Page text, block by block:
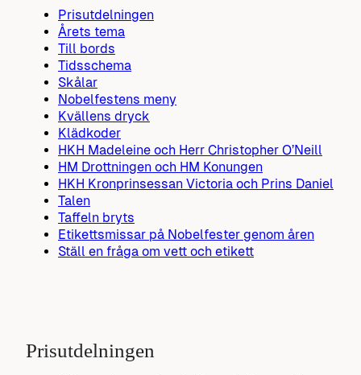
Prisutdelningen
Årets tema
Till bords
Tidsschema
Skålar
Nobelfestens meny
Kvällens dryck
Klädkoder
HKH Madeleine och Herr Christopher O’Neill
HM Drottningen och HM Konungen
HKH Kronprinsessan Victoria och Prins Daniel
Talen
Taffeln bryts
Etikettsmissar på Nobelfester genom åren
Ställ en fråga om vett och etikett
Prisutdelningen